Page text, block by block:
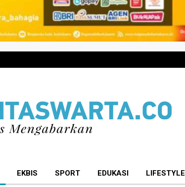
EKBIS SPORT EDUKASI LIFESTYLE